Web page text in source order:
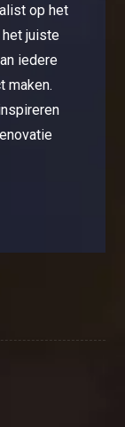
op het
juiste
iedere
maken.